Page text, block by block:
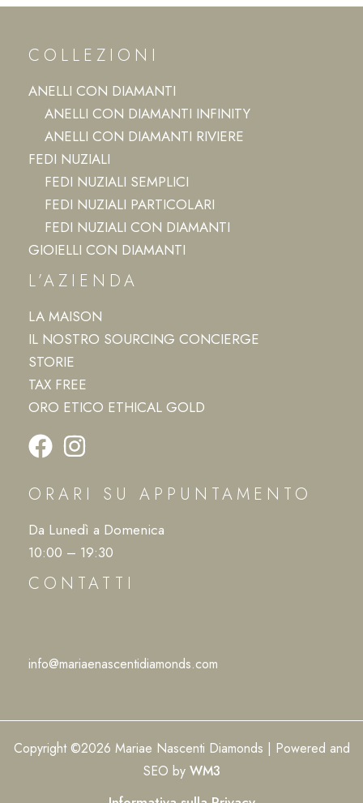
COLLEZIONI
ANELLI CON DIAMANTI
ANELLI CON DIAMANTI INFINITY
ANELLI CON DIAMANTI RIVIERE
FEDI NUZIALI
FEDI NUZIALI SEMPLICI
FEDI NUZIALI PARTICOLARI
FEDI NUZIALI CON DIAMANTI
GIOIELLI CON DIAMANTI
L’AZIENDA
LA MAISON
IL NOSTRO SOURCING CONCIERGE
STORIE
TAX FREE
ORO ETICO ETHICAL GOLD
ORARI SU APPUNTAMENTO
Da Lunedì a Domenica
10:00 – 19:30
CONTATTI
info@mariaenascentidiamonds.com
Copyright ©2026 Mariae Nascenti Diamonds | Powered and
SEO by WM3